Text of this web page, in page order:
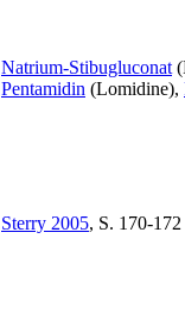
Natrium-Stibugluconat
Pentamidin (Lomidine),
Sterry 2005, S. 170-172